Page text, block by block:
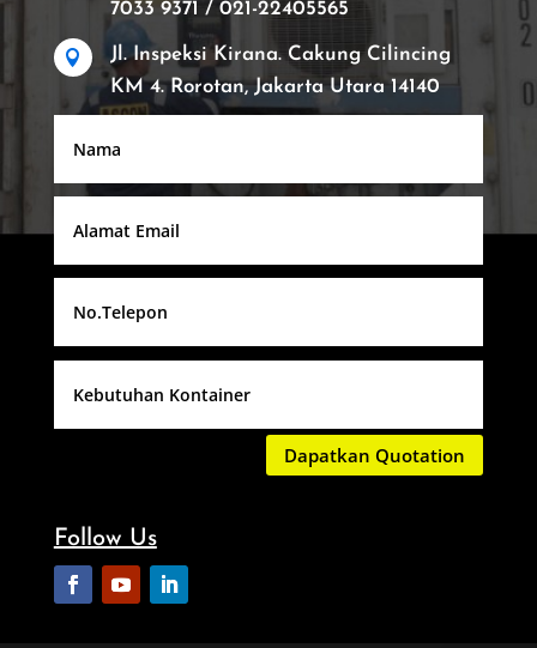
7033 9371 / 021-22405565

Jl. Inspeksi Kirana. Cakung Cilincing
KM 4. Rorotan, Jakarta Utara 14140
Dapatkan Quotation
Follow Us